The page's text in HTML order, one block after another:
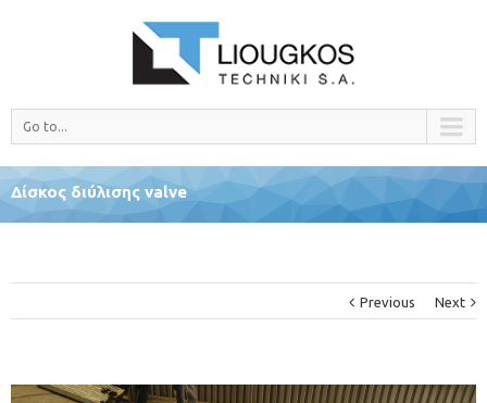
Go to...
Δίσκος διύλισης valve
Previous Next